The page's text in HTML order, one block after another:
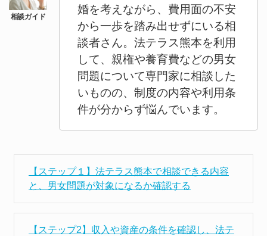
婚を考えながら、費用面の不安
から一歩を踏み出せずにいる相
談者さん。法テラス熊本を利用
して、親権や養育費などの男女
問題について専門家に相談した
いものの、制度の内容や利用条
件が分からず悩んでいます。
【ステップ１】法テラス熊本で相談できる内容
と、男女問題が対象になるか確認する
【ステップ2】収入や資産の条件を確認し、法テ